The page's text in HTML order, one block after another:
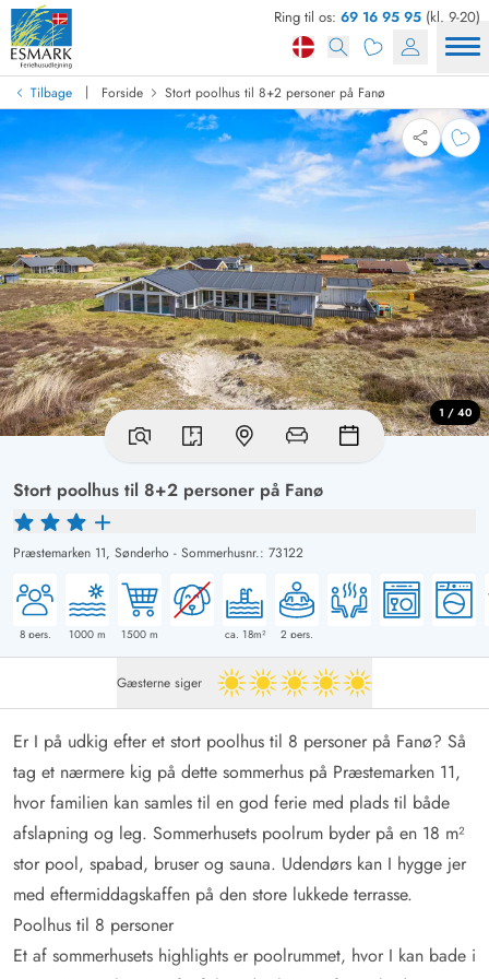
Ring til os: 69 16 95 95 (kl. 9-20)
Tilbage | Forside Stort poolhus til 8+2 personer på Fanø
Stort poolhus til 8+2 personer på Fanø
Præstemarken 11, Sønderho - Sommerhusnr.: 73122
8pers. 1000 m 1500 m ca. 18m² 2 pers.
1 / 40
Gæsterne siger 5 ud af 5
Er I på udkig efter et stort poolhus til 8 personer på Fanø? Så
tag et nærmere kig på dette sommerhus på Præstemarken 11,
hvor familien kan samles til en god ferie med plads til både
afslapning og leg. Sommerhusets poolrum byder på en 18 m²
stor pool, spabad, bruser og sauna. Udendørs kan I hygge jer
med eftermiddagskaffen på den store lukkede terrasse.
Poolhus til 8 personer
Et af sommerhusets highlights er poolrummet, hvor I kan bade i